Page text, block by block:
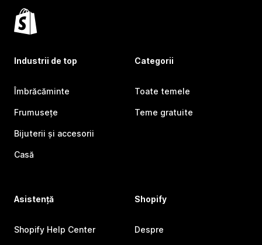
Industrii de top
Îmbrăcăminte
Frumusețe
Bijuterii și accesorii
Casă
Categorii
Toate temele
Teme gratuite
Asistență
Shopify Help Center
Shopify
Despre